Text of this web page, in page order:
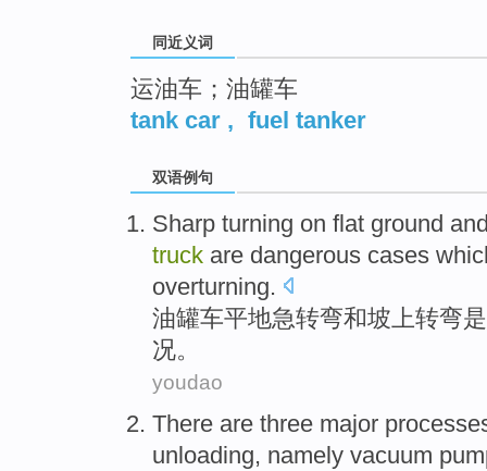
同近义词
运油车；油罐车
tank car , fuel tanker
双语例句
Sharp turning on flat ground
truck are dangerous cases
overturning.
油罐车平地急转弯和坡 上转弯是
况。
youdao
There are three major
unloading, namely vacuum